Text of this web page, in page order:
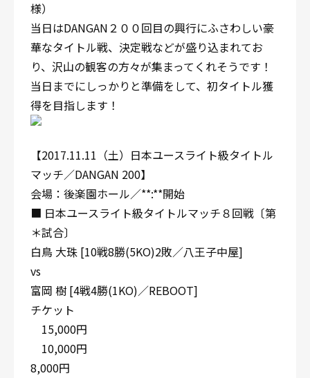
様）
当日はDANGAN２００回目の興行にふさわしい豪
華なタイトル戦、決定戦などが盛り込まれてお
り、沢山の観客の方々が集まってくれそうです！
当日までにしっかりと準備をして、初タイトル獲
得を目指します！
【2017.11.11（土）日本ユースライト級タイトル
マッチ／DANGAN 200】
会場：後楽園ホール／**:**開始
■ 日本ユースライト級タイトルマッチ８回戦〔第
＊試合〕
白鳥 大珠 [10戦8勝(5KO)2敗／八王子中屋]
vs
富岡 樹 [4戦4勝(1KO)／REBOOT]
チケット
15,000円
10,000円
8,000円